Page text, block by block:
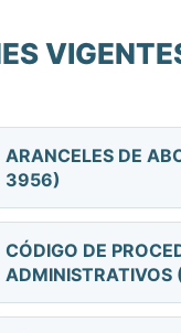
ARANCELES DE
3956)
CÓDIGO DE